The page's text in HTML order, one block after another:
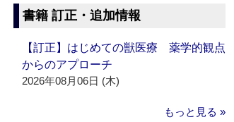
書籍 訂正・追加情報
【訂正】はじめての獣医療 薬学的観点
からのアプローチ
2026年08月06日 (木)
もっと見る »